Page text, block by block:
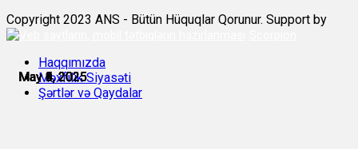
May 2, 2025
May 3, 2025
May 4, 2025
May 4, 2025
May 5, 2025
May 9, 2025
Copyright 2023 ANS - Bütün Hüquqlar Qorunur. Support by
Haqqımızda
Məxfilik Siyasəti
Şərtlər və Qaydalar